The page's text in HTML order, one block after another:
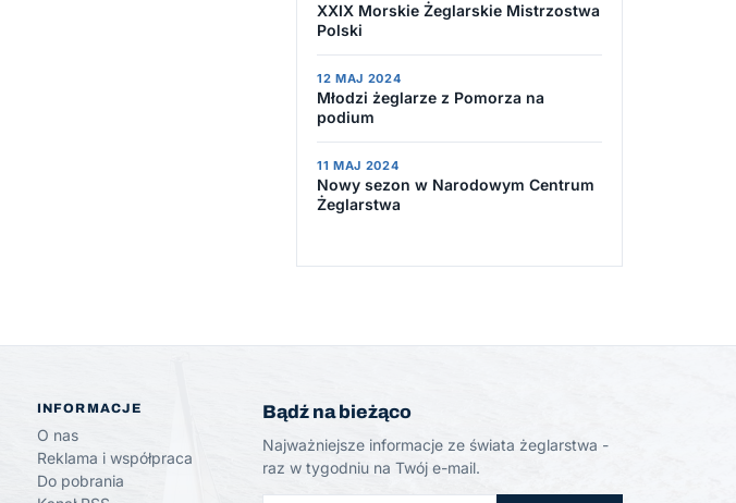
XXIX Morskie Żeglarskie Mistrzostwa
Polski
12 MAJ 2024
Młodzi żeglarze z Pomorza na
podium
11 MAJ 2024
Nowy sezon w Narodowym Centrum
Żeglarstwa
INFORMACJE
O nas
Reklama i współpraca
Do pobrania
Bądź na bieżąco
Najważniejsze informacje ze świata żeglarstwa -
raz w tygodniu na Twój e-mail.